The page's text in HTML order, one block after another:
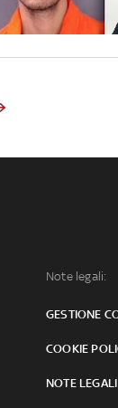
Note legali:
GESTIONE
COOKIE
NOTE LEGALI